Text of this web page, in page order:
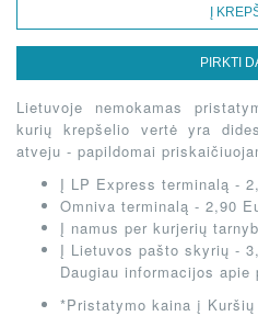
Į
PIRKTI
Lietuvoje nemokamas
kurių krepšelio vertė yra
atveju - papildomai
Į LP Express terminalą -
Omniva terminalą - 2,90
Į namus per kurjerių
Į Lietuvos pašto skyrių -
Daugiau informacijos apie
*Pristatymo kaina į Kuršių